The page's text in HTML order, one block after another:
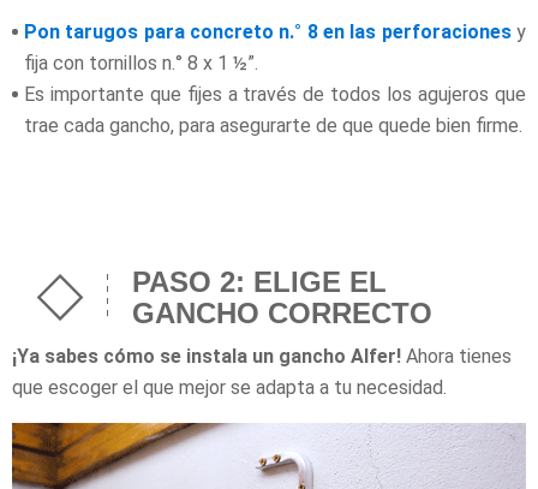
Pon tarugos para concreto n.° 8 en las perforacionesy
fija con tornillos n.° 8 x 1 ½”.
Es importante que fijes a través de todos los agujeros que
trae cada gancho, para asegurarte de que quede bien firme.
PASO 2: ELIGE EL
GANCHO CORRECTO
¡Ya sabes cómo se instala un gancho Alfer! Ahora tienes
que escoger el que mejor se adapta a tu necesidad.